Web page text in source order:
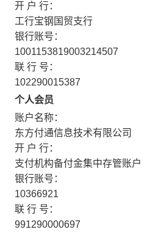
开 户 行：
工行宝钢国贸支行
银行账号：
1001153819003214507
联 行 号：
102290015387
个人会员
账户名称：
东方付通信息技术有限公司
开 户 行：
支付机构备付金集中存管账户
银行账号：
10366921
联 行 号：
991290000697